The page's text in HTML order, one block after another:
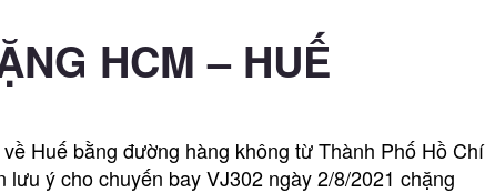
HCM – HUẾ
Huế bằng đường hàng không từ Thành Phố Hồ Chí
ý cho chuyến bay VJ302 ngày 2/8/2021 chặng